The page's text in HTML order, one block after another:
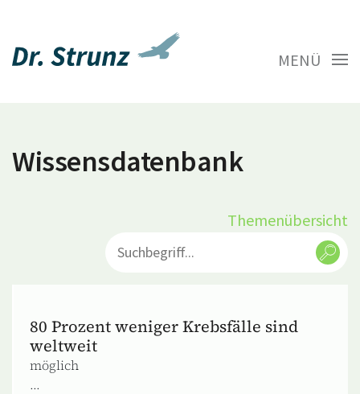
MENÜ
Wissensdatenbank
Themenübersicht
80 Prozent weniger Krebsfälle sind
weltweit
möglich
...